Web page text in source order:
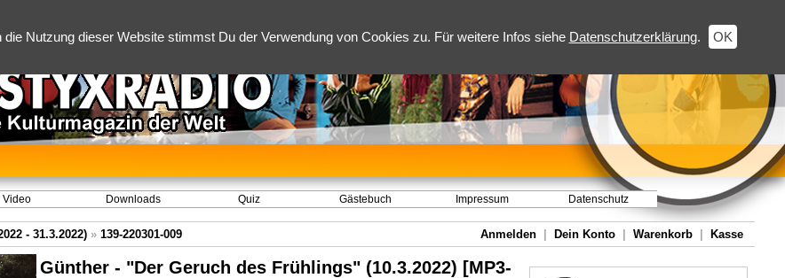
Nutzung dieser Website stimmst Du der Verwendung von Cookies zu. Für weitere Infos siehe Datenschutzerklärung. OK
Video Downloads Quiz Gästebuch Impressum Datenschutz
- 31.3.2022) » 139-220301-009 Anmelden Dein Konto Warenkorb Kasse
Günther - "Der Geruch des Frühlings" (10.3.2022) [MP3-